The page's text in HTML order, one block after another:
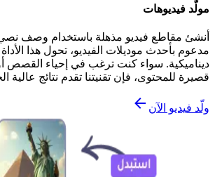
مولّد فيديوهات
أنشئ مقاطع فيديو مذهلة باستخدام وصف
مدعوم بأحدث موديلات الفيديو، تحول هذا
ديناميكية. سواء كنت ترغب في إحياء القصص
قصيرة للمحتوى، فإن تقنيتنا تقدم نتائج عالية
ولّد فيديو الآن